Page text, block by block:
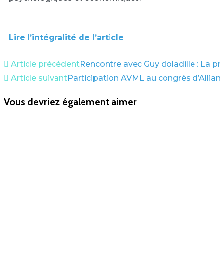
Lire l’intégralité de l’article
Article précédentRencontre avec Guy doladille : La
Article suivantParticipation AVML au congrès
Vous devriez également aimer